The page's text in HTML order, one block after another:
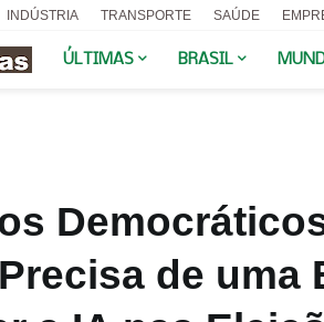
INDÚSTRIA TRANSPORTE SAÚDE
ÚLTIMAS BRASIL
de uma